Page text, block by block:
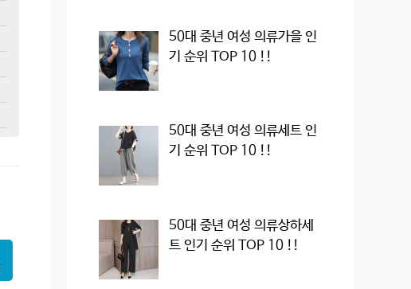
50대 중년 여성 의류가을 인
기 순위 TOP 10 !!
50대 중년 여성 의류세트 인
기 순위 TOP 10 !!
50대 중년 여성 의류상하세
트 인기 순위 TOP 10 !!